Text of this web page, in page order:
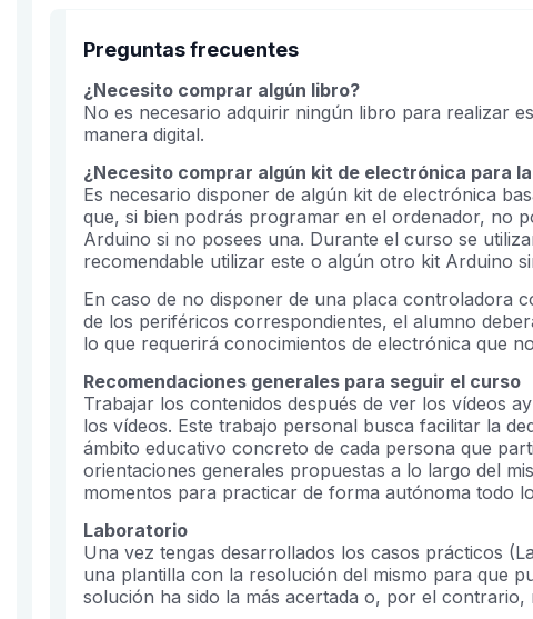
Preguntas frecuentes
¿Necesito comprar algún libro?
No es necesario adquirir ningún libro para realizar
manera digital.
¿Necesito comprar algún kit de electrónica para
Es necesario disponer de algún kit de electrónica
que, si bien podrás programar en el ordenador, no
Arduino si no posees una. Durante el curso se
recomendable utilizar este o algún otro kit Arduino
En caso de no disponer de una placa controladora
de los periféricos correspondientes, el alumno
lo que requerirá conocimientos de electrónica que
Recomendaciones generales para seguir el curso
Trabajar los contenidos después de ver los vídeos
los vídeos. Este trabajo personal busca facilitar la
ámbito educativo concreto de cada persona que
orientaciones generales propuestas a lo largo del
momentos para practicar de forma autónoma todo
Laboratorio
Una vez tengas desarrollados los casos prácticos
una plantilla con la resolución del mismo para que
solución ha sido la más acertada o, por el